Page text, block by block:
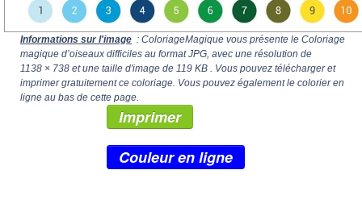
Informations sur l'image : ColoriageMagique vous présente le Coloriage
magique d’oiseaux difficiles au format JPG, avec une résolution de
1138 × 738 et une taille d'image de 119 KB . Vous pouvez télécharger et
imprimer gratuitement ce coloriage. Vous pouvez également le colorier en
ligne au bas de cette page.
Imprimer
Couleur en ligne